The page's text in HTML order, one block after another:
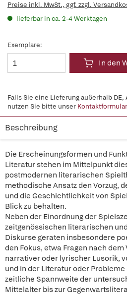
Preise inkl. MwSt., ggf. zzgl.
lieferbar in ca. 2-4 Werktagen
Exemplare:
In den
Falls Sie eine Lieferung außerhalb DE,
nutzen Sie bitte unser Kontaktformular
Beschreibung
Die Erscheinungsformen und
Literatur stehen im Mittelpunkt
postmodernen literarischen
methodische Ansatz den Vorzug,
und die Geschichtlichkeit von
Blick zu behalten.
Neben der Einordnung der
zeitgenössischen literarischen
Diskurse geraten insbesondere
den Fokus, etwa Fragen nach
narrativer oder lyrischer Lusorik,
und in der Literatur oder
zeitliche Spannweite der
Mittelalter bis zur